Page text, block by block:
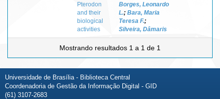
Pterodon
and their
biological
activities
Borges, Leonardo
L.; Bara, Maria
Teresa F.;
Silveira, Dâmaris
Mostrando resultados 1 a 1 de 1
Universidade de Brasília - Biblioteca Central
Coordenadoria de Gestão da Informação Digital - GID
(61) 3107-2683